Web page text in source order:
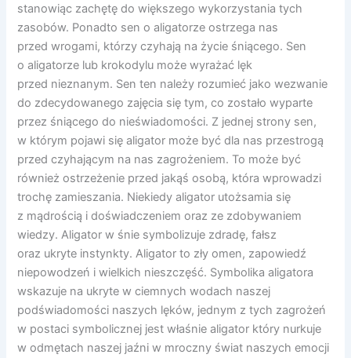
stanowiąc zachętę do większego wykorzystania tych
zasobów. Ponadto sen o aligatorze ostrzega nas
przed wrogami, którzy czyhają na życie śniącego. Sen
o aligatorze lub krokodylu może wyrażać lęk
przed nieznanym. Sen ten należy rozumieć jako wezwanie
do zdecydowanego zajęcia się tym, co zostało wyparte
przez śniącego do nieświadomości. Z jednej strony sen,
w którym pojawi się aligator może być dla nas przestrogą
przed czyhającym na nas zagrożeniem. To może być
również ostrzeżenie przed jakąś osobą, która wprowadzi
trochę zamieszania. Niekiedy aligator utożsamia się
z mądrością i doświadczeniem oraz ze zdobywaniem
wiedzy. Aligator w śnie symbolizuje zdradę, fałsz
oraz ukryte instynkty. Aligator to zły omen, zapowiedź
niepowodzeń i wielkich nieszczęść. Symbolika aligatora
wskazuje na ukryte w ciemnych wodach naszej
podświadomości naszych lęków, jednym z tych zagrożeń
w postaci symbolicznej jest właśnie aligator który nurkuje
w odmętach naszej jaźni w mroczny świat naszych emocji